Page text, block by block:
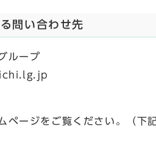
問い合わせ先
ループ
ージをご覧ください。（下